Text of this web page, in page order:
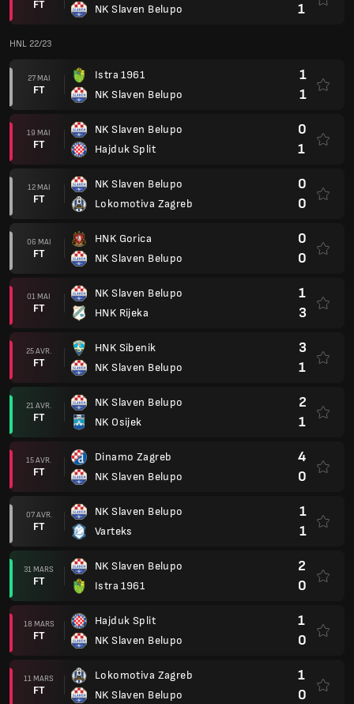
FT NK Slaven Belupo 1
HNL 22/23
27 MAI
FT
Istra 1961
NK Slaven Belupo
1
1
19 MAI
FT
NK Slaven Belupo
Hajduk Split
0
1
12 MAI
FT
NK Slaven Belupo
Lokomotiva Zagreb
0
0
06 MAI
FT
HNK Gorica
NK Slaven Belupo
0
0
01 MAI
FT
NK Slaven Belupo
HNK Rijeka
1
3
25 AVR.
FT
HNK Sibenik
NK Slaven Belupo
3
1
21 AVR.
FT
NK Slaven Belupo
NK Osijek
2
1
15 AVR.
FT
Dinamo Zagreb
NK Slaven Belupo
4
0
07 AVR.
FT
NK Slaven Belupo
Varteks
1
1
31 MARS
FT
NK Slaven Belupo
Istra 1961
2
0
18 MARS
FT
Hajduk Split
NK Slaven Belupo
1
0
11 MARS
FT
Lokomotiva Zagreb
NK Slaven Belupo
1
0